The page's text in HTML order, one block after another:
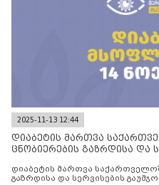
2025-11-13 12:44
დიაბეტის მართვა
ცნობიერების გაზრდისა და
დიაბეტის მართვა
გაზრდისა და სერვისების